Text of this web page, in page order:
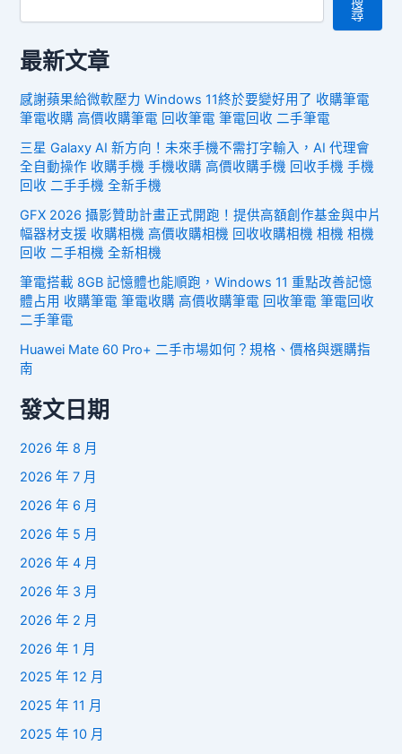
尋
最新文章
感謝蘋果給微軟壓力 Windows 11終於要變好用了 收購筆電
筆電收購 高價收購筆電 回收筆電 筆電回收 二手筆電
三星 Galaxy AI 新方向！未來手機不需打字輸入，AI 代理會
全自動操作 收購手機 手機收購 高價收購手機 回收手機 手機
回收 二手手機 全新手機
GFX 2026 攝影贊助計畫正式開跑！提供高額創作基金與中片
幅器材支援 收購相機 高價收購相機 回收收購相機 相機 相機
回收 二手相機 全新相機
筆電搭載 8GB 記憶體也能順跑，Windows 11 重點改善記憶
體占用 收購筆電 筆電收購 高價收購筆電 回收筆電 筆電回收
二手筆電
Huawei Mate 60 Pro+ 二手市場如何？規格、價格與選購指
南
發文日期
2026 年 8 月
2026 年 7 月
2026 年 6 月
2026 年 5 月
2026 年 4 月
2026 年 3 月
2026 年 2 月
2026 年 1 月
2025 年 12 月
2025 年 11 月
2025 年 10 月